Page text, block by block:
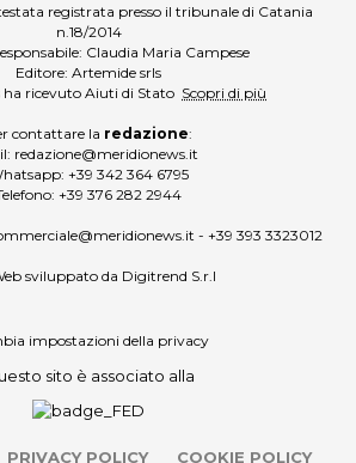
registrata presso il tribunale di Catania
n.18/2014
Claudia Maria Campese
Editore: Artemide srls
ha ricevuto Aiuti di Stato Scopri di più
contattare la redazione:
redazione@meridionews.it
+39 342 364 6795
+39 376 282 2944
- +39 393 3323012
sviluppato da Digitrend S.r.l
impostazioni della privacy
sito è associato alla
PRIVACY POLICY COOKIE POLICY